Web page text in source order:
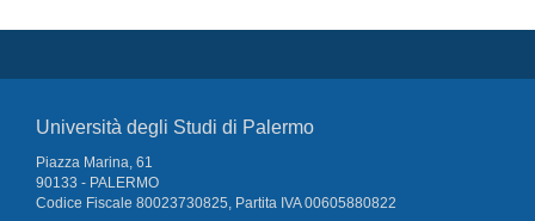
Università degli Studi di Palermo
Piazza Marina, 61
90133 - PALERMO
Codice Fiscale 80023730825, Partita IVA 00605880822